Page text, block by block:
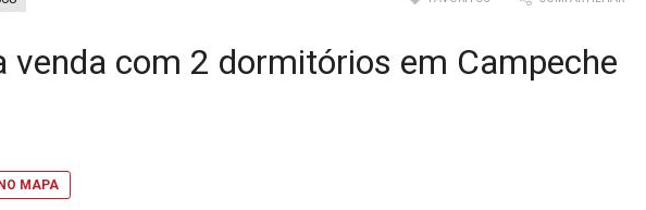
com 2 dormitórios em Campeche
MAPA